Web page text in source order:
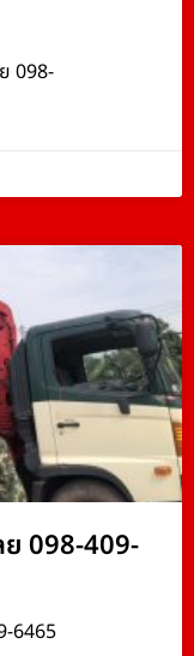
098-
ย 098-409-
6465